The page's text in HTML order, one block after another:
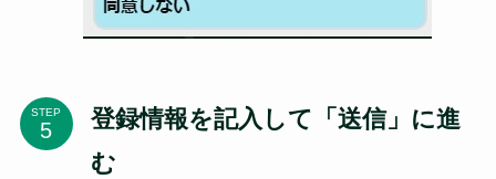
STEP
登録情報を記入して「送信」に進
む